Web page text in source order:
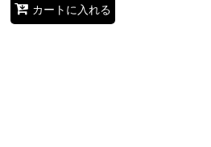
カートに入れる